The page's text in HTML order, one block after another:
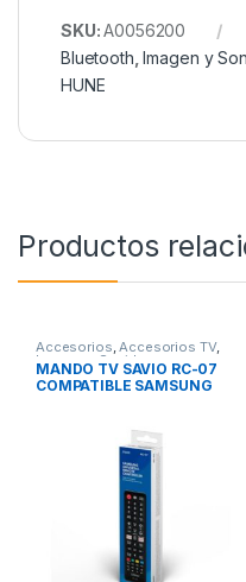
SKU:A0056200
Bluetooth ,Imagen y
HUNE
Productos
Accesorios,Accesorios TV,
Imagen y Sonido
MANDO TV SAVIO RC-07
COMPATIBLE SAMSUNG